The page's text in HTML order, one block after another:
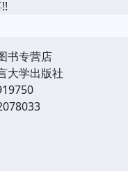
书专营店
大学出版社